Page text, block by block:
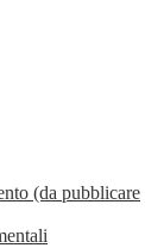
(da pubblicare